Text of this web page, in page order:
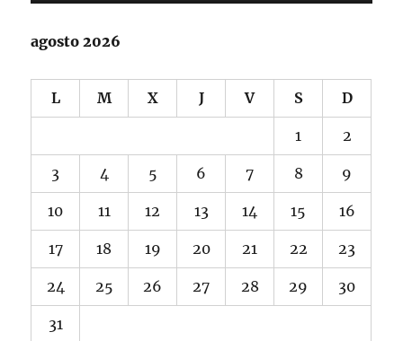
agosto 2026
L M X J V S D
1 2
3 4 5 6 7 8 9
10 11 12 13 14 15 16
17 18 19 20 21 22 23
24 25 26 27 28 29 30
31